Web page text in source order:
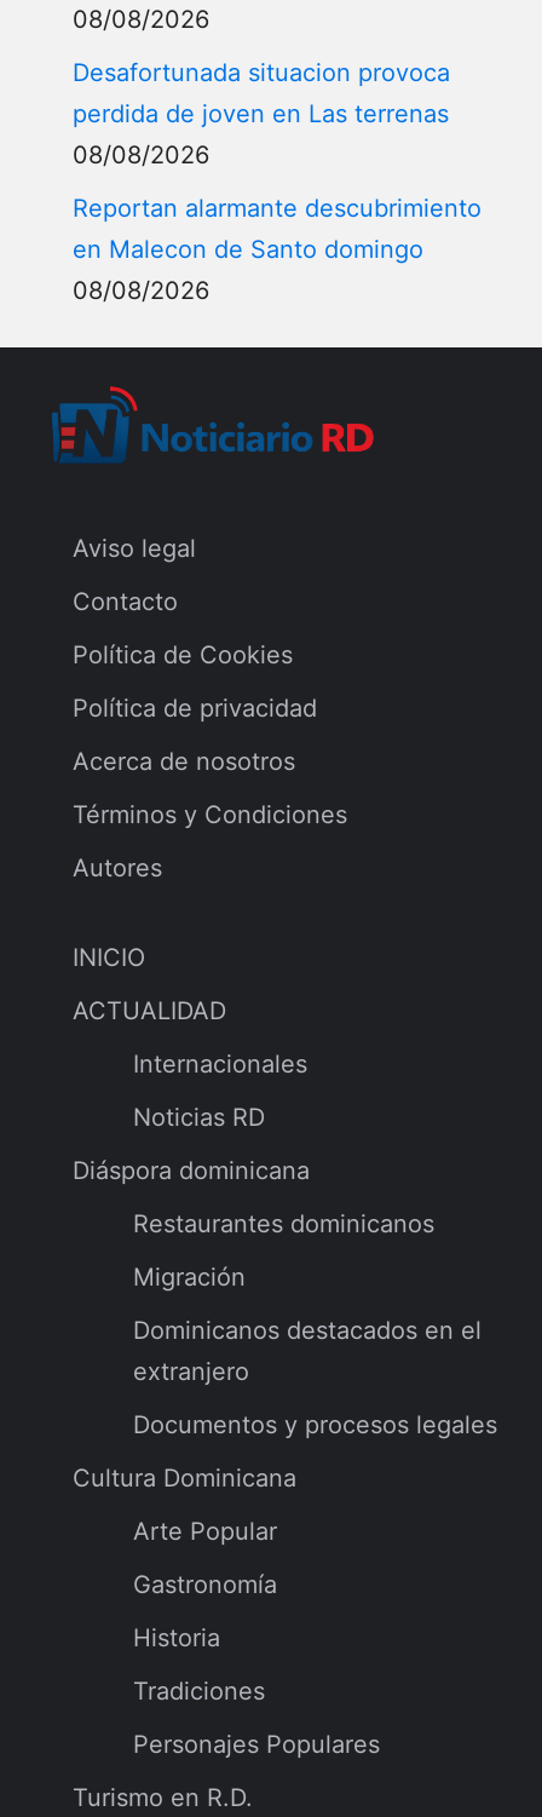
08/08/2026
Desafortunada situacion provoca
perdida de joven en Las terrenas
08/08/2026
Reportan alarmante descubrimiento
en Malecon de Santo domingo
08/08/2026
Aviso legal
Contacto
Política de Cookies
Política de privacidad
Acerca de nosotros
Términos y Condiciones
Autores
INICIO
ACTUALIDAD
Internacionales
Noticias RD
Diáspora dominicana
Restaurantes dominicanos
Migración
Dominicanos destacados en el
extranjero
Documentos y procesos legales
Cultura Dominicana
Arte Popular
Gastronomía
Historia
Tradiciones
Personajes Populares
Turismo en R.D.